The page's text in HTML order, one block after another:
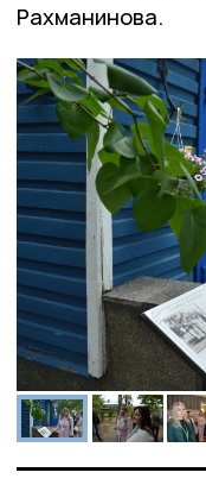
Рахманинова.